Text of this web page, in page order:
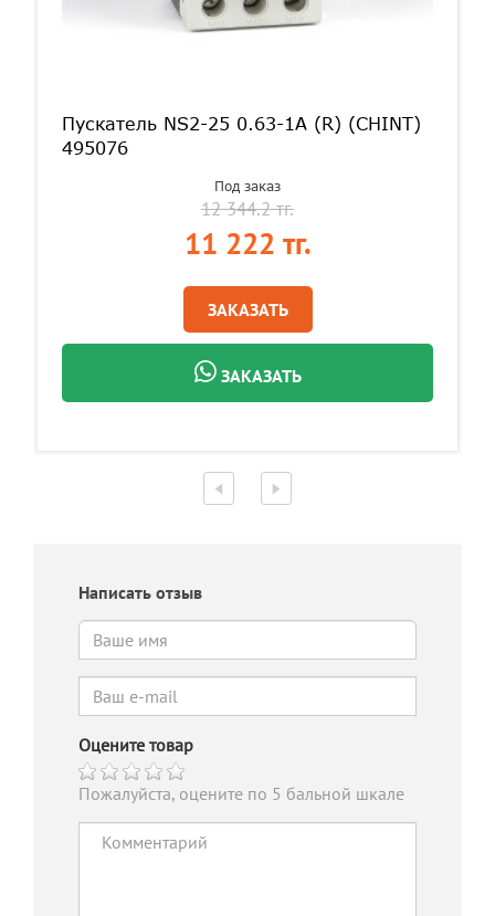
Пускатель NS2-25 0.63-1A (R) (CHINT)
495076
Под заказ
12 344.2 тг.
11 222 тг.
ЗАКАЗАТЬ
ЗАКАЗАТЬ
Написать отзыв
Оцените товар
Пожалуйста, оцените по 5 бальной шкале